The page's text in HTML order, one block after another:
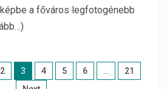
a főváros legfotogénebb
2 3 4 5 6
21